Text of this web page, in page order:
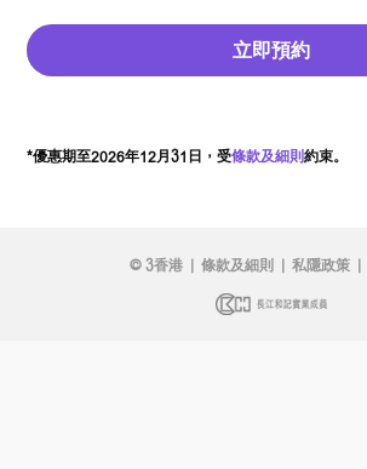
立即預約
*優惠期至2026年12月31日，受條款及細則約束。
© 3香港 條款及細則 私隱政策